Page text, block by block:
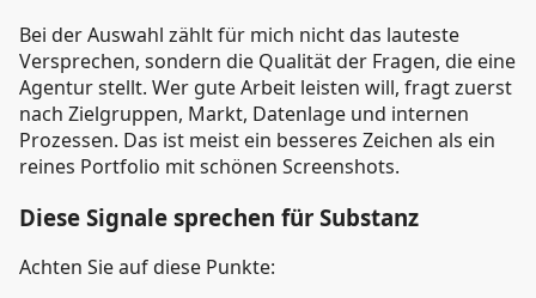
Bei der Auswahl zählt für mich nicht das lauteste
Versprechen, sondern die Qualität der Fragen, die eine
Agentur stellt. Wer gute Arbeit leisten will, fragt zuerst
nach Zielgruppen, Markt, Datenlage und internen
Prozessen. Das ist meist ein besseres Zeichen als ein
reines Portfolio mit schönen Screenshots.
Diese Signale sprechen für Substanz
Achten Sie auf diese Punkte: